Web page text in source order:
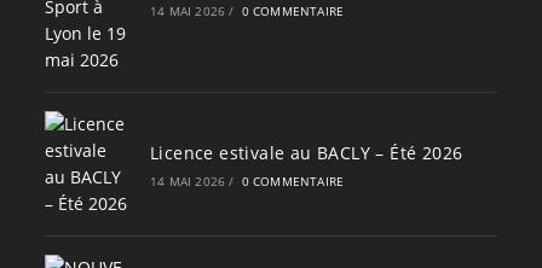
14 MAI 2026 / 0 COMMENTAIRE
Licence estivale au BACLY – Été 2026
14 MAI 2026 / 0 COMMENTAIRE